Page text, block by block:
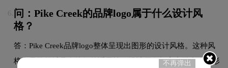
6. 问：Pike Creek的品牌logo属于什么设计风
格？
答：Pike Creek品牌logo整体呈现出图形的设计风格。这种风
格在品牌领域具有较好的适用性，设计师在标志中融合了图形
不再弹出